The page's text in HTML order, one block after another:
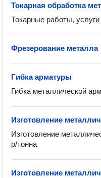
Токарная обработка
Токарные работы, услуги
Фрезерование металла
Гибка арматуры
Гибка металлической
Изготовление
Изготовление
р/тонна
Изготовление